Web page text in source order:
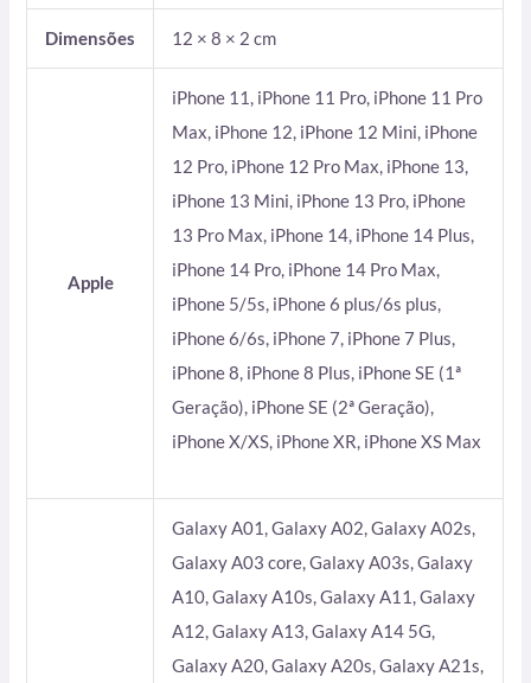
Dimensões 12 × 8 × 2 cm
Apple
iPhone 11, iPhone 11 Pro, iPhone 11 Pro
Max, iPhone 12, iPhone 12 Mini, iPhone
12 Pro, iPhone 12 Pro Max, iPhone 13,
iPhone 13 Mini, iPhone 13 Pro, iPhone
13 Pro Max, iPhone 14, iPhone 14 Plus,
iPhone 14 Pro, iPhone 14 Pro Max,
iPhone 5/5s, iPhone 6 plus/6s plus,
iPhone 6/6s, iPhone 7, iPhone 7 Plus,
iPhone 8, iPhone 8 Plus, iPhone SE (1ª
Geração), iPhone SE (2ª Geração),
iPhone X/XS, iPhone XR, iPhone XS Max
Galaxy A01, Galaxy A02, Galaxy A02s,
Galaxy A03 core, Galaxy A03s, Galaxy
A10, Galaxy A10s, Galaxy A11, Galaxy
A12, Galaxy A13, Galaxy A14 5G,
Galaxy A20, Galaxy A20s, Galaxy A21s,